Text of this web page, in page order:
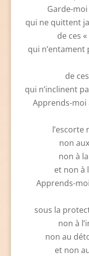
Garde-
qui ne quittent
de ces
qui n’entament
de
qui n’inclinent
Apprends-moi
l’escorte
non
non à
et non à
Apprends-
sous la
non à
non au
et non